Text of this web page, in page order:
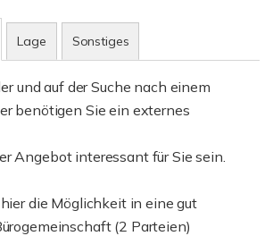
Lage Sonstiges
und auf der Suche nach einem
benötigen Sie ein externes
Angebot interessant für Sie sein.
die Möglichkeit in eine gut
(2 Parteien)